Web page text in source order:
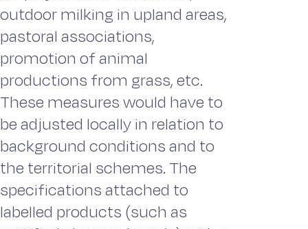
outdoor milking in upland areas,
pastoral associations,
promotion of animal
productions from grass, etc.
These measures would have to
be adjusted locally in relation to
background conditions and to
the territorial schemes. The
specifications attached to
labelled products (such as